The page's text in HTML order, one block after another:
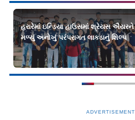
હરારેમાં ઇન્ડિયા હાઉસમાં શ્રેયસ ઐયરને
મળ્યું અનોખું પરંપરાગત લાકડાનું શિલ્પ
ADVERTISEMENT